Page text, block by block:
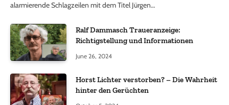
alarmierende Schlagzeilen mit dem Titel Jürgen…
Ralf Dammasch Traueranzeige:
Richtigstellung und Informationen
June 26, 2024
Horst Lichter verstorben? – Die Wahrheit
hinter den Gerüchten